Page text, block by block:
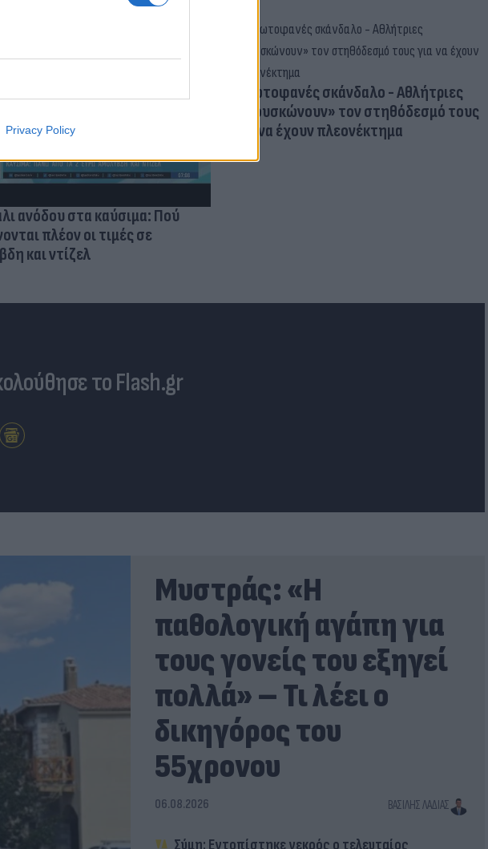
Privacy Policy
ανόδου στα καύσιμα: Πού
πλέον οι τιμές σε
και ντίζελ
Πρωτοφανές σκάνδαλο - Aθλήτριες
«φουσκώνουν» τον στηθόδεσμό τους
για να έχουν πλεονέκτημα
το Flash.gr
Μυστράς: «Η
παθολογική αγάπη για
τους γονείς του εξηγεί
πολλά» – Τι λέει ο
δικηγόρος του
55χρονου
06.08.2026 ΒΑΣΊΛΗΣ ΛΑΔΙΆΣ
Σύμη: Εντοπίστηκε νεκρός ο τελευταίος